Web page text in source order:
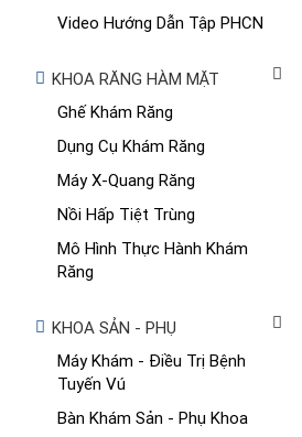
Video Hướng Dẫn Tập PHCN
KHOA RĂNG HÀM MẶT
Ghế Khám Răng
Dụng Cụ Khám Răng
Máy X-Quang Răng
Nồi Hấp Tiệt Trùng
Mô Hình Thực Hành Khám
Răng
KHOA SẢN - PHỤ
Máy Khám - Điều Trị Bệnh
Tuyến Vú
Bàn Khám Sản - Phụ Khoa